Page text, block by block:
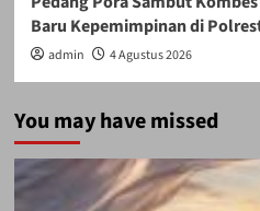
Baru Kepemimpinan di
admin 4 Agustus 2026
You may have missed